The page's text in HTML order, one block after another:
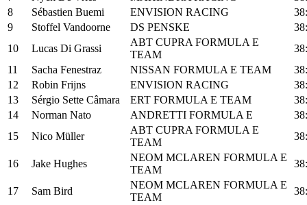
8
Sébastien Buemi ENVISION RACING
9
Stoffel Vandoorne DS PENSKE
10
Lucas Di Grassi
ABT CUPRA FORMULA E
TEAM
11
Sacha Fenestraz NISSAN FORMULA E TEAM
12
Robin Frijns ENVISION RACING
13
Sérgio Sette Câmara ERT FORMULA E TEAM
14
Norman Nato ANDRETTI FORMULA E
15
Nico Müller
ABT CUPRA FORMULA E
TEAM
16 Jake Hughes
NEOM MCLAREN FORMULA E
TEAM
17 Sam Bird
NEOM MCLAREN FORMULA E
TEAM